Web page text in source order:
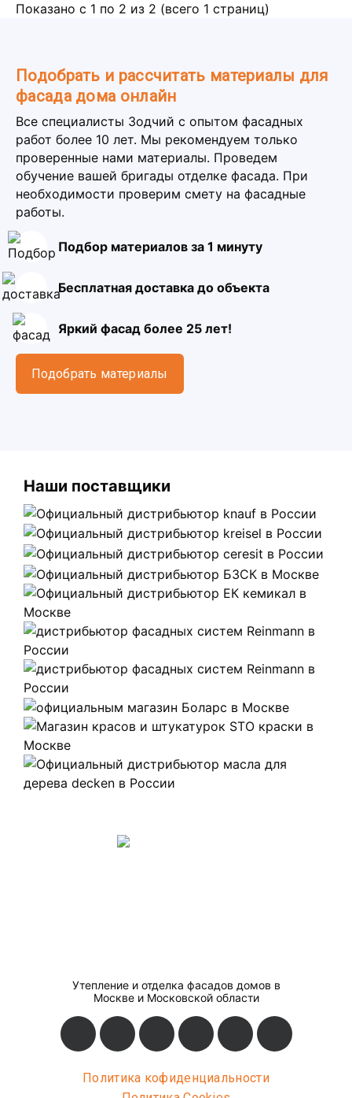
Показано с 1 по 2 из 2 (всего 1 страниц)
Подобрать и рассчитать материалы для
фасада дома онлайн
Все специалисты Зодчий с опытом фасадных
работ более 10 лет. Мы рекомендуем только
проверенные нами материалы. Проведем
обучение вашей бригады отделке фасада. При
необходимости проверим смету на фасадные
работы.
Подбор материалов за 1 минуту
Бесплатная доставка до объекта
Яркий фасад более 25 лет!
Подобрать материалы
Наши поставщики
Утепление и отделка фасадов домов в
Москве и Московской области
Политика кофиденциальности